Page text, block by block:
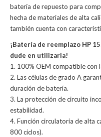
batería de repuesto para
hecha de materiales de alta
también cuenta con
¡Batería de reemplazo HP
dude en utilizarla!
1. 100% OEM compatible con
2. Las células de grado A
duración de batería.
3. La protección de circuito
estabilidad.
4. Función circulatoria de alta
800 ciclos).